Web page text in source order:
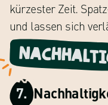
kürzester Zeit.
und lassen sich
7.